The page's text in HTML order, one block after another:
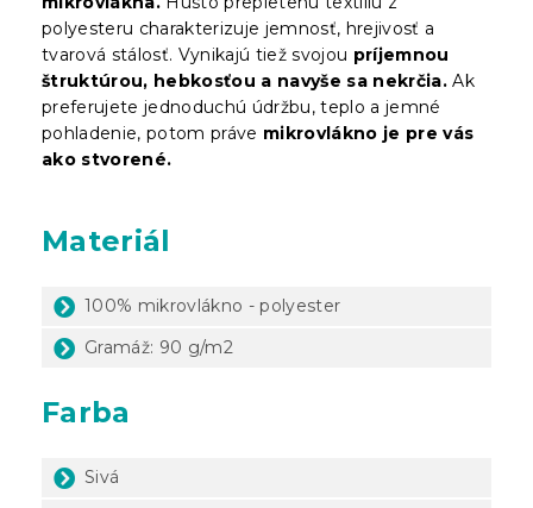
polyesteru charakterizuje jemnosť, hrejivosť a
tvarová stálosť. Vynikajú tiež svojou príjemnou
štruktúrou, hebkosťou a navyše sa nekrčia. Ak
preferujete jednoduchú údržbu, teplo a jemné
pohladenie, potom práve mikrovlákno je pre vás
ako stvorené.
Materiál
100% mikrovlákno - polyester
Gramáž: 90 g/m2
Farba
Sivá